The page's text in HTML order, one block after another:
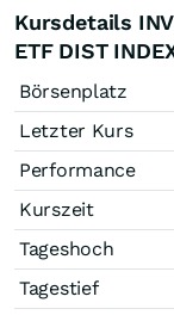
Kursdetails
ETF DIST
Börsenplatz
Letzter Kurs
Performance
Kurszeit
Tageshoch
Tagestief